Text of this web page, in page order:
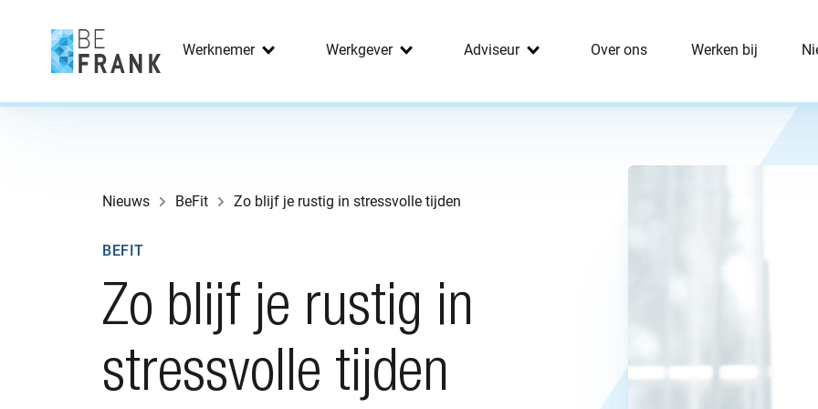
Werknemer Werkgever Adviseur Over ons Werken bij
Nieuws BeFit Zo blijf je rustig in stressvolle tijden
Zo blijf je rustig in
stressvolle tijden
BEFIT